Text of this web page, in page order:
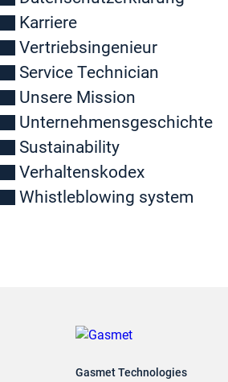
Karriere
Vertriebsingenieur
Service Technician
Unsere Mission
Unternehmensgeschichte
Sustainability
Verhaltenskodex
Whistleblowing system
Gasmet Technologies